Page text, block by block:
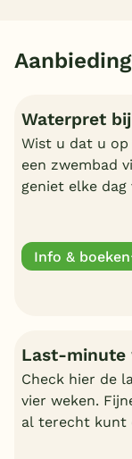
Waterpret
Wist u dat u
een zwembad
geniet elke
Info & boeken
Last-minute
Check hier de
vier weken.
al terecht kunt